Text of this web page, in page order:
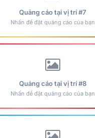
Quảng cáo tại vị trí #7
Nhấn để đặt quảng cáo của bạn
Quảng cáo tại vị trí #8
Nhấn để đặt quảng cáo của bạn